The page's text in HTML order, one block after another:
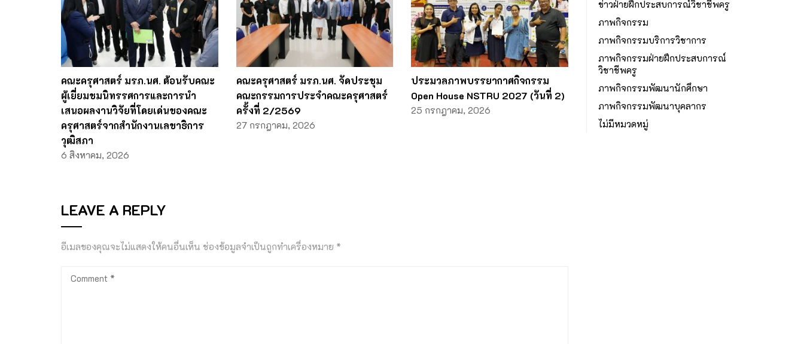
คณะครุศาสตร์ มรภ.นศ. ต้อนรับคณะ
ผู้เยี่ยมชมนิทรรศการและการนำ
เสนอผลงานวิจัยที่โดยเด่นของคณะ
ครุศาสตร์จากสำนักงานเลขาธิการ
วุฒิสภา
6 สิงหาคม, 2026
คณะครุศาสตร์ มรภ.นศ. จัดประชุม
คณะกรรมการประจำคณะครุศาสตร์
ครั้งที่ 2/2569
27 กรกฎาคม, 2026
ประมวลภาพบรรยากาศกิจกรรม
Open House NSTRU 2027 (วันที่ 2)
25 กรกฎาคม, 2026
LEAVE A REPLY
อีเมลของคุณจะไม่แสดงให้คนอื่นเห็น ช่องข้อมูลจำเป็นถูกทำเครื่องหมาย *
ข่าวฝ่ายฝึกประสบการณ์วิชาชีพครู
ภาพกิจกรรม
ภาพกิจกรรมบริการวิชาการ
ภาพกิจกรรมฝ่ายฝึกประสบการณ์
วิชาชีพครู
ภาพกิจกรรมพัฒนานักศึกษา
ภาพกิจกรรมพัฒนาบุคลากร
ไม่มีหมวดหมู่